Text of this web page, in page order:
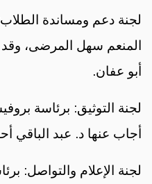
لجنة دعم ومساندة
المنعم سهل المرضى،
أبو عفان.
لجنة التوثيق: برئاسة
أجاب عنها د. عبد الباقي
لجنة الإعلام والتواصل: